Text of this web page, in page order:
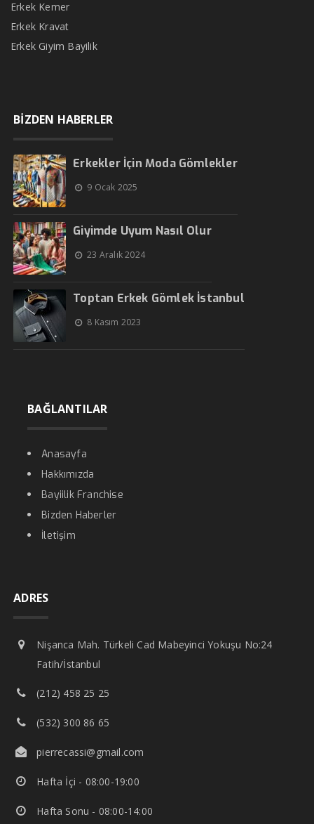
Erkek Kemer
Erkek Kravat
Erkek Giyim Bayilik
BİZDEN HABERLER
Erkekler İçin Moda Gömlekler
9 Ocak 2025
Giyimde Uyum Nasıl Olur
23 Aralık 2024
Toptan Erkek Gömlek İstanbul
8 Kasım 2023
BAĞLANTILAR
Anasayfa
Hakkımızda
Bayiilik Franchise
Bizden Haberler
İletişim
ADRES
Nişanca Mah. Türkeli Cad Mabeyinci Yokuşu No:24
Fatih/İstanbul
(212) 458 25 25
(532) 300 86 65
pierrecassi@gmail.com
Hafta İçi - 08:00-19:00
Hafta Sonu - 08:00-14:00